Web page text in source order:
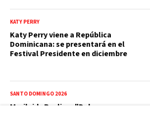
KATY PERRY
Katy Perry viene a República
Dominicana: se presentará en el
Festival Presidente en diciembre
SANTO DOMINGO 2026
Marileidy Paulino: "Debemos